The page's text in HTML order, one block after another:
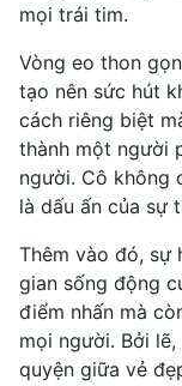
mọi trái tim.
Vòng eo thon
tạo nên sức hút
cách riêng biệt
thành một người
người. Cô không
là dấu ấn của sự
Thêm vào đó, sự
gian sống động
điểm nhấn mà
mọi người. Bởi
quyện giữa vẻ